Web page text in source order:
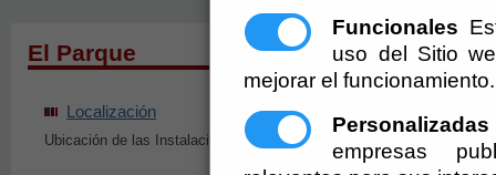
Funcionales
uso del Sitio
mejorar el funcionamiento.
Personalizadas
empresas
El Parque
Localización
Ubicación de las Instalaciones del Parque Dotación equipos